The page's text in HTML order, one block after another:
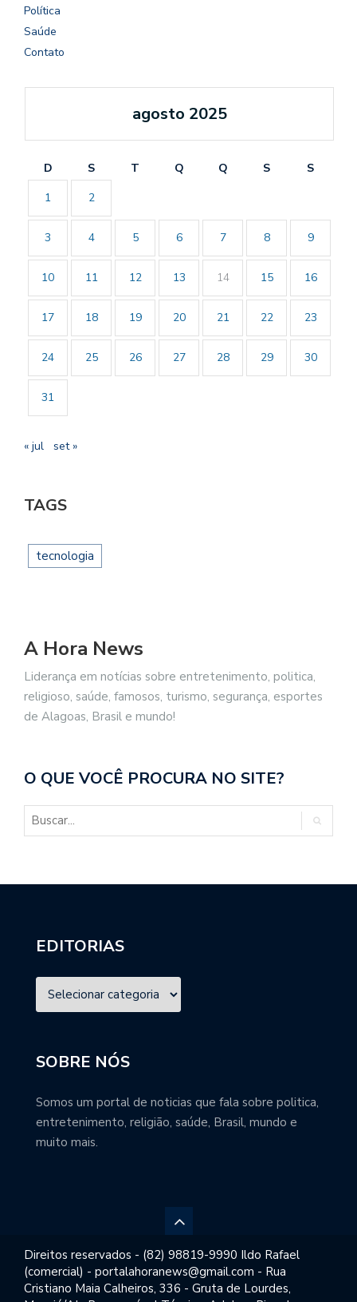
Política
Saúde
Contato
agosto 2025
D S T Q Q S
S
1
2
3 4 5 6 7 8 9
10 11 12 13 14 15 16
17 18 19 20 21 22 23
24 25 26 27 28 29 30
31
« jul set »
TAGS
tecnologia
A Hora News
Liderança em notícias sobre entretenimento, politica,
religioso, saúde, famosos, turismo, segurança, esportes
de Alagoas, Brasil e mundo!
O QUE VOCÊ PROCURA NO SITE?
EDITORIAS
SOBRE NÓS
Somos um portal de noticias que fala sobre politica,
entretenimento, religião, saúde, Brasil, mundo e
muito mais.
Direitos reservados - (82) 98819-9990 Ildo Rafael
(comercial) - portalahoranews@gmail.com - Rua
Cristiano Maia Calheiros, 336 - Gruta de Lourdes,